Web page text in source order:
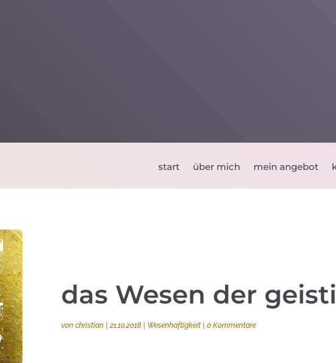
start über mich mein angebot
das Wesen der
vonchristian |21.10.2018 Wesenhaftigkeit |0 Kommentare